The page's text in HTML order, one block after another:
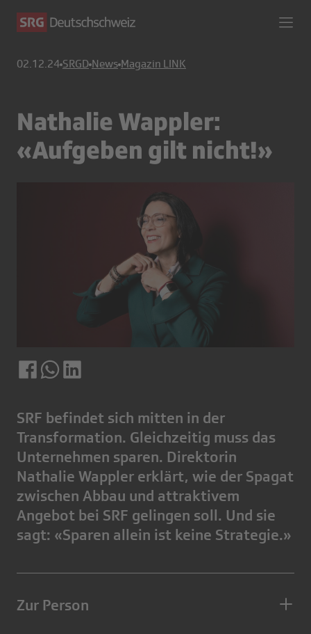
02.12.24 SRGD News Magazin LINK
Nathalie Wappler:
«Aufgeben gilt nicht!»
SRF befindet sich mitten in der
Transformation. Gleichzeitig muss das
Unternehmen sparen. Direktorin
Nathalie Wappler erklärt, wie der Spagat
zwischen Abbau und attraktivem
Angebot bei SRF gelingen soll. Und sie
sagt: «Sparen allein ist keine Strategie.»
Zur Person